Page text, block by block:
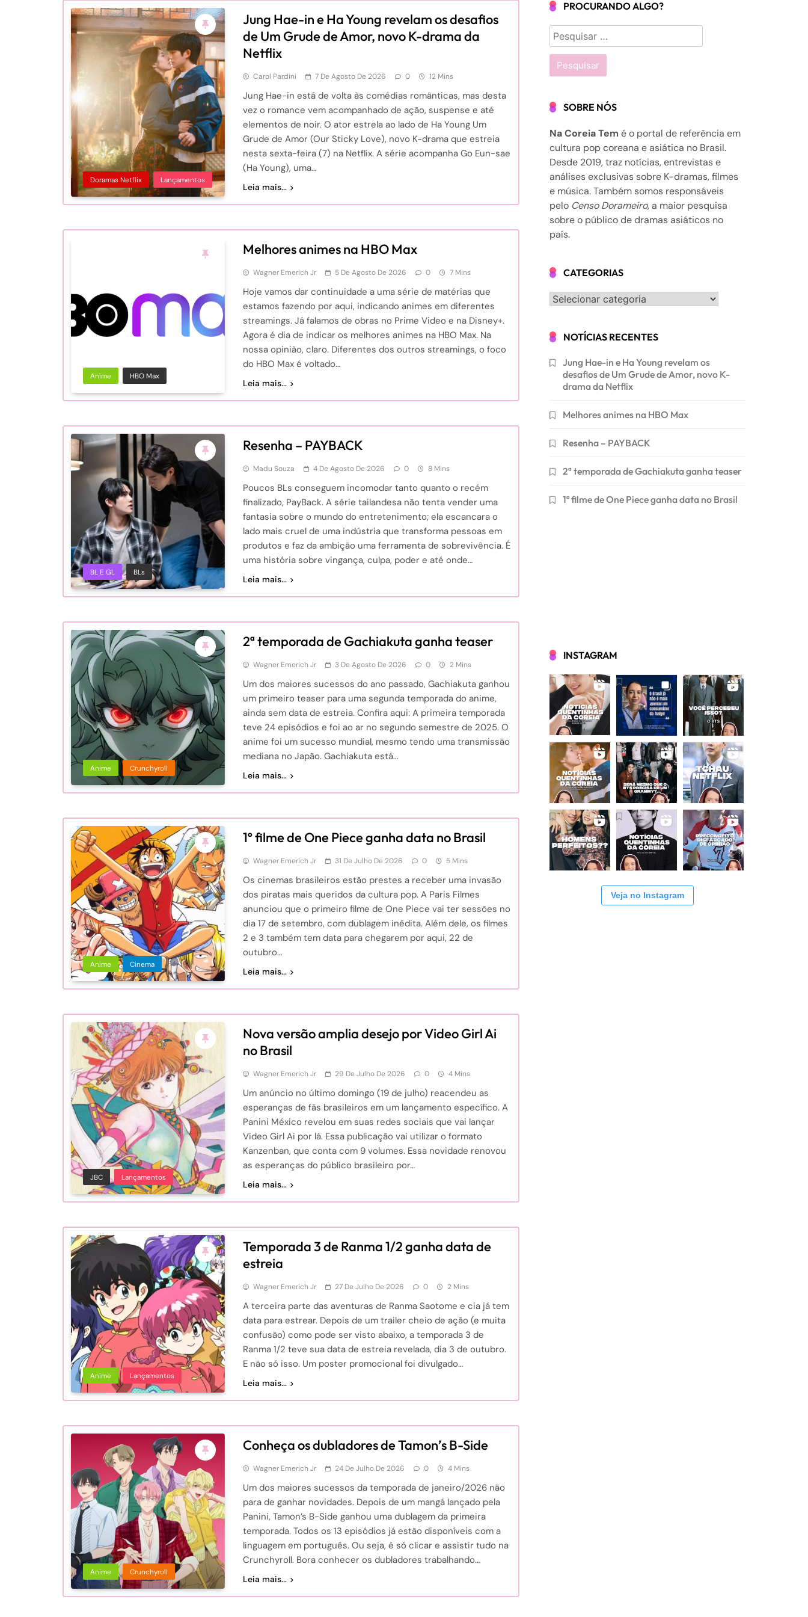
Doramas Netflix Lançamentos
Jung Hae-in e Ha Young revelam os desafios
de Um Grude de Amor, novo K-drama da
Netflix
Carol Pardini 7 De Agosto De 2026 0 12 Mins
Jung Hae-in está de volta às comédias românticas, mas desta
vez o romance vem acompanhado de ação, suspense e até
elementos de noir. O ator estrela ao lado de Ha Young Um
Grude de Amor (Our Sticky Love), novo K-drama que estreia
nesta sexta-feira (7) na Netflix. A série acompanha Go Eun-sae
(Ha Young), uma…
Leia mais...
Anime HBO Max
Melhores animes na HBO Max
Wagner Emerich Jr 5 De Agosto De 2026 0 7 Mins
Hoje vamos dar continuidade a uma série de matérias que
estamos fazendo por aqui, indicando animes em diferentes
streamings. Já falamos de obras no Prime Video e na Disney+.
Agora é dia de indicar os melhores animes na HBO Max. Na
nossa opinião, claro. Diferentes dos outros streamings, o foco
do HBO Max é voltado…
Leia mais...
BL E GL BLs
Resenha – PAYBACK
Madu Souza 4 De Agosto De 2026 0 8 Mins
Poucos BLs conseguem incomodar tanto quanto o recém
finalizado, PayBack. A série tailandesa não tenta vender uma
fantasia sobre o mundo do entretenimento; ela escancara o
lado mais cruel de uma indústria que transforma pessoas em
produtos e faz da ambição uma ferramenta de sobrevivência. É
uma história sobre vingança, culpa, poder e até onde…
Leia mais...
Anime Crunchyroll
2ª temporada de Gachiakuta ganha teaser
Wagner Emerich Jr 3 De Agosto De 2026 0 2 Mins
Um dos maiores sucessos do ano passado, Gachiakuta ganhou
um primeiro teaser para uma segunda temporada do anime,
ainda sem data de estreia. Confira aqui: A primeira temporada
teve 24 episódios e foi ao ar no segundo semestre de 2025. O
anime foi um sucesso mundial, mesmo tendo uma transmissão
mediana no Japão. Gachiakuta está…
Leia mais...
Anime Cinema
1º filme de One Piece ganha data no Brasil
Wagner Emerich Jr 31 De Julho De 2026 0 5 Mins
Os cinemas brasileiros estão prestes a receber uma invasão
dos piratas mais queridos da cultura pop. A Paris Filmes
anunciou que o primeiro filme de One Piece vai ter sessões no
dia 17 de setembro, com dublagem inédita. Além dele, os filmes
2 e 3 também tem data para chegarem por aqui, 22 de
outubro…
Leia mais...
JBC Lançamentos
Nova versão amplia desejo por Video Girl Ai
no Brasil
Wagner Emerich Jr 29 De Julho De 2026 0 4 Mins
Um anúncio no último domingo (19 de julho) reacendeu as
esperanças de fãs brasileiros em um lançamento específico. A
Panini México revelou em suas redes sociais que vai lançar
Video Girl Ai por lá. Essa publicação vai utilizar o formato
Kanzenban, que conta com 9 volumes. Essa novidade renovou
as esperanças do público brasileiro por…
Leia mais...
Anime Lançamentos
Temporada 3 de Ranma 1/2 ganha data de
estreia
Wagner Emerich Jr 27 De Julho De 2026 0 2 Mins
A terceira parte das aventuras de Ranma Saotome e cia já tem
data para estrear. Depois de um trailer cheio de ação (e muita
confusão) como pode ser visto abaixo, a temporada 3 de
Ranma 1/2 teve sua data de estreia revelada, dia 3 de outubro.
E não só isso. Um poster promocional foi divulgado…
Leia mais...
Anime Crunchyroll
Conheça os dubladores de Tamon’s B-Side
Wagner Emerich Jr 24 De Julho De 2026 0 4 Mins
Um dos maiores sucessos da temporada de janeiro/2026 não
para de ganhar novidades. Depois de um mangá lançado pela
Panini, Tamon’s B-Side ganhou uma dublagem da primeira
temporada. Todos os 13 episódios já estão disponíveis com a
linguagem em português. Ou seja, é só clicar e assistir tudo na
Crunchyroll. Bora conhecer os dubladores trabalhando…
Leia mais...
PROCURANDO ALGO?
Pesquisar
por:
SOBRE NÓS
Na Coreia Tem é o portal de referência em
cultura pop coreana e asiática no Brasil.
Desde 2019, traz notícias, entrevistas e
análises exclusivas sobre K-dramas, filmes
e música. Também somos responsáveis
pelo Censo Dorameiro, a maior pesquisa
sobre o público de dramas asiáticos no
país.
CATEGORIAS
Categorias
NOTÍCIAS RECENTES
Jung Hae-in e Ha Young revelam os
desafios de Um Grude de Amor, novo K-
drama da Netflix
Melhores animes na HBO Max
Resenha – PAYBACK
2ª temporada de Gachiakuta ganha teaser
1º filme de One Piece ganha data no Brasil
INSTAGRAM
Veja no Instagram